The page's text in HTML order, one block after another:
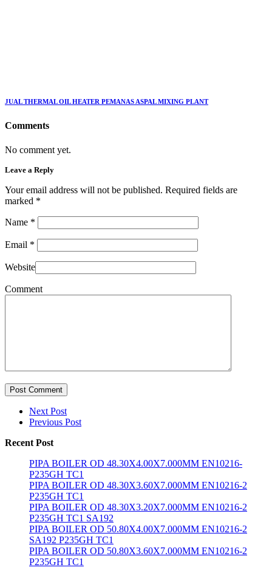
JUAL THERMAL OIL HEATER PEMANAS ASPAL MIXING PLANT
Comments
No comment yet.
Leave a Reply
Your email address will not be published. Required fields are
marked *
Name *
Email *
Website
Comment
Post Comment
Next Post
Previous Post
Recent Post
PIPA BOILER OD 48.30X4.00X7.000MM EN10216-
P235GH TC1
PIPA BOILER OD 48.30X3.60X7.000MM EN10216-2
P235GH TC1
PIPA BOILER OD 48.30X3.20X7.000MM EN10216-2
P235GH TC1 SA192
PIPA BOILER OD 50.80X4.00X7.000MM EN10216-2
SA192 P235GH TC1
PIPA BOILER OD 50.80X3.60X7.000MM EN10216-2
P235GH TC1